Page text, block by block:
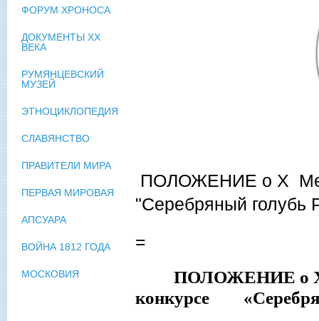
ПОЛОЖЕНИЕ о X
"Серебряный голубь
=
ПОЛОЖЕНИЕ о
конкурсе
ФОРУМ ХРОНОСА
ДОКУМЕНТЫ XX
ВЕКА
РУМЯНЦЕВСКИЙ
МУЗЕЙ
ЭТНОЦИКЛОПЕДИЯ
СЛАВЯНСТВО
ПРАВИТЕЛИ МИРА
ПЕРВАЯ МИРОВАЯ
АПСУАРА
ВОЙНА 1812 ГОДА
МОСКОВИЯ